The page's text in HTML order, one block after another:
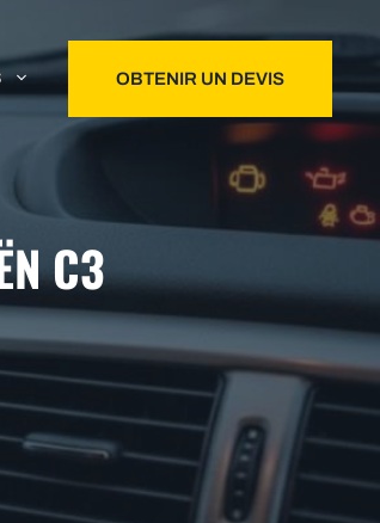
OBTENIR UN DEVIS
C3